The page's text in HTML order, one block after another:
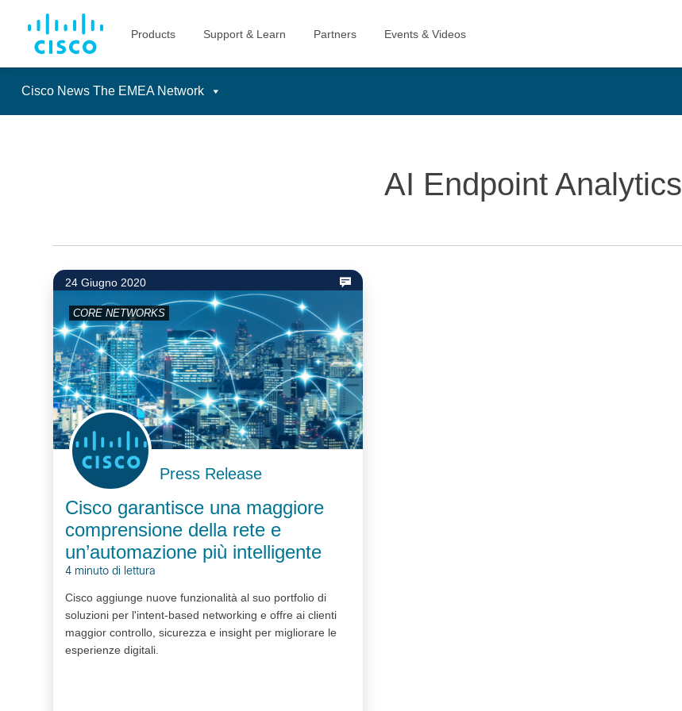
Cisco News The EMEA Network
AI Endpoint Analytics
24 Giugno 2020
CORE NETWORKS
Press Release
Cisco garantisce una maggiore
comprensione della rete e
un’automazione più intelligente
4 minuto di lettura
Cisco aggiunge nuove funzionalità al suo portfolio di
soluzioni per l'intent-based networking e offre ai clienti
maggior controllo, sicurezza e insight per migliorare le
esperienze digitali.